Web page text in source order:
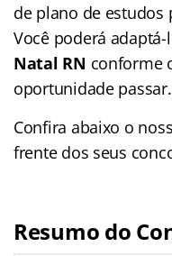
de plano de estudos
Você poderá
Natal RN conforme
oportunidade passar.
Confira abaixo o
frente dos seus
Resumo do